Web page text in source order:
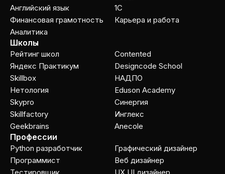
Английский язык
Финансовая грамотность
Аналитика
1C
Карьера и работа
Школы
Рейтинг школ
Яндекс Практикум
Skillbox
Нетология
Skypro
Skillfactory
Geekbrains
Contented
Designcode School
НАДПО
Eduson Academy
Cинергия
Инглекс
Anecole
Профессии
Python разработчик
Программист
Графический дизайнер
Веб дизайнер